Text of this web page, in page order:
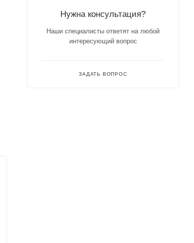
Нужна консультация?
Наши специалисты ответят на любой
интересующий вопрос
ЗАДАТЬ ВОПРОС